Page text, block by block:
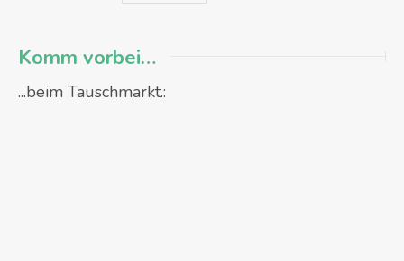
Komm vorbei…
...beim Tauschmarkt.: